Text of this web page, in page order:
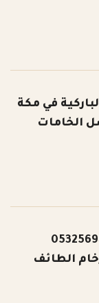
في مكة
الخامات
بالطائف - ت : 0532569863
الطائف